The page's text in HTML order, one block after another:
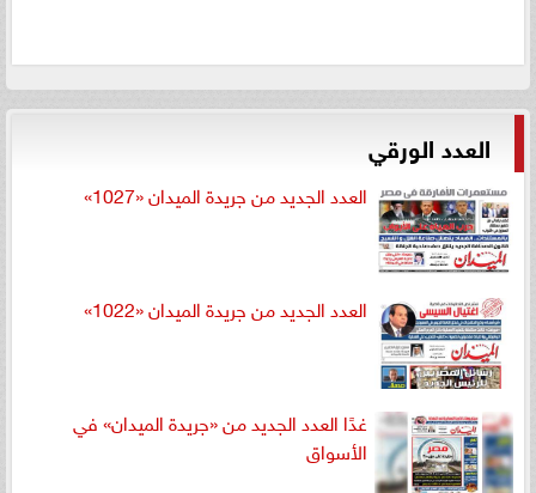
العدد الورقي
العدد الجديد من جريدة الميدان «1027»
العدد الجديد من جريدة الميدان «1022»
غدًا العدد الجديد من «جريدة الميدان» في
الأسواق